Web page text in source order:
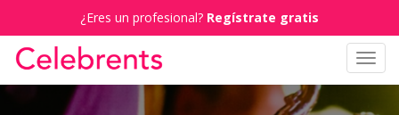
¿Eres un profesional? Regístrate gratis